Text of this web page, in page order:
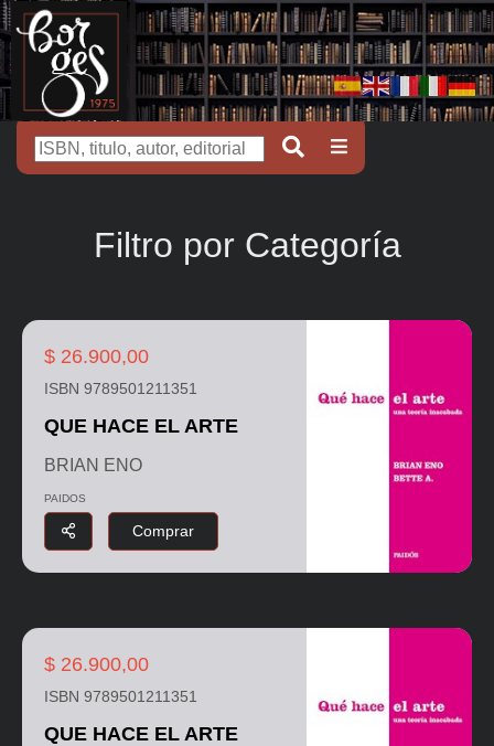
Filtro por Categoría
$ 26.900,00
ISBN 9789501211351
QUE HACE EL ARTE
BRIAN ENO
PAIDOS
Comprar
$ 26.900,00
ISBN 9789501211351
QUE HACE EL ARTE